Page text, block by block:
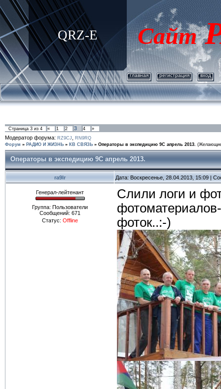
QRZ-E Сайт
главная регистрация вход
Страница 3 из 4 « 1 2 3 4 »
Модератор форума: RZ9CJ
RN9RQ
Форум » РАДИО И ЖИЗНЬ » КВ СВЯЗЬ » Операторы в экспедицию 9С апрель 2013. (Желающие
Операторы в экспедицию 9С апрель 2013.
ra9lr Дата: Воскресенье, 28.04.2013, 15:09 |
Генерал-лейтенант
Группа: Пользователи
Сообщений: 671
Статус: Offline
Слили логи и
фоток..:-)